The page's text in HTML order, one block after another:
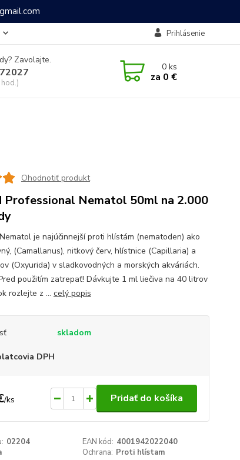
Prihlásenie
Zavolajte.
0ks
za 0 €
Ohodnotiť produkt
Professional Nematol 50ml na 2.000
je najúčinnejší proti hlístám (nematoden) ako
(Camallanus), nitkový červ, hlístnice (Capillaria) a
(Oxyurida) v sladkovodných a morských akváriách.
použitím zatrepať! Dávkujte 1 ml liečiva na 40 litrov
rozlejte z ... celý popis
skladom
DPH
/ks Pridať do košíka
02204 EAN kód: 4001942022040
Ochrana: Proti hlístam